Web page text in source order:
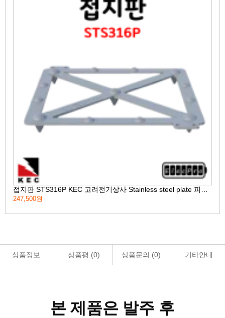
접지판 STS316P KEC 고려전기상사 Stainless steel plate 피뢰 접지자재 (착불)[주문제작상품 반품/환불불가]
247,500원
상품정보 상품평 (0) 상품문의 (0) 기타안내
본 제품은 발주 후